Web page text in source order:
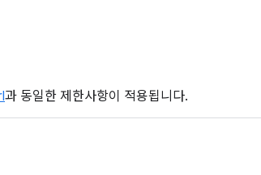
과 동일한 제한사항이 적용됩니다.